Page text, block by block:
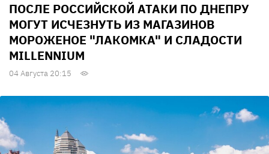
ПОСЛЕ РОССИЙСКОЙ АТАКИ ПО ДНЕПРУ
МОГУТ ИСЧЕЗНУТЬ ИЗ МАГАЗИНОВ
МОРОЖЕНОЕ "ЛАКОМКА" И СЛАДОСТИ
MILLENNIUM
04 Августа 20:15